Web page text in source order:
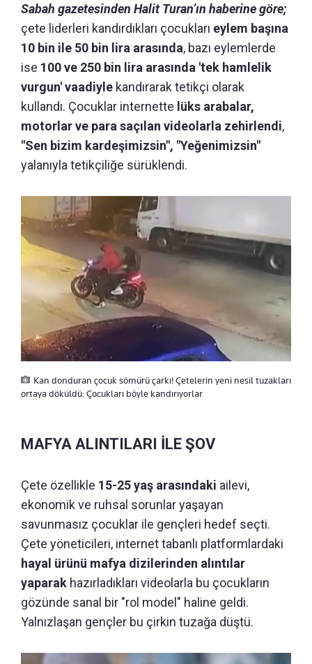
Sabah gazetesinden Halit Turan’ın haberine göre;
çete liderleri kandırdıkları çocukları eylem başına
10 bin ile 50 bin lira arasında, bazı eylemlerde
ise 100 ve 250 bin lira arasında 'tek hamlelik
vurgun' vaadiyle kandırarak tetikçi olarak
kullandı. Çocuklar internette lüks arabalar,
motorlar ve para saçılan videolarla zehirlendi,
"Sen bizim kardeşimizsin", "Yeğenimizsin"
yalanıyla tetikçiliğe sürüklendi.
Kan donduran çocuk sömürü çarkı! Çetelerin yeni nesil tuzakları
ortaya döküldü: Çocukları böyle kandırıyorlar
MAFYA ALINTILARI İLE ŞOV
Çete özellikle 15-25 yaş arasındaki ailevi,
ekonomik ve ruhsal sorunlar yaşayan
savunmasız çocuklar ile gençleri hedef seçti.
Çete yöneticileri, internet tabanlı platformlardaki
hayal ürünü mafya dizilerinden alıntılar
yaparak hazırladıkları videolarla bu çocukların
gözünde sanal bir "rol model" haline geldi.
Yalnızlaşan gençler bu çirkin tuzağa düştü.